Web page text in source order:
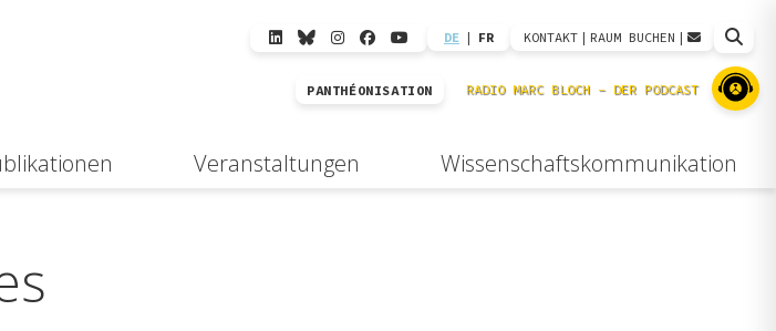
DE | FR KONTAKT | RAUM BUCHEN |
PANTHÉONISATION
Veranstaltungen Wissenschaftskommunikation